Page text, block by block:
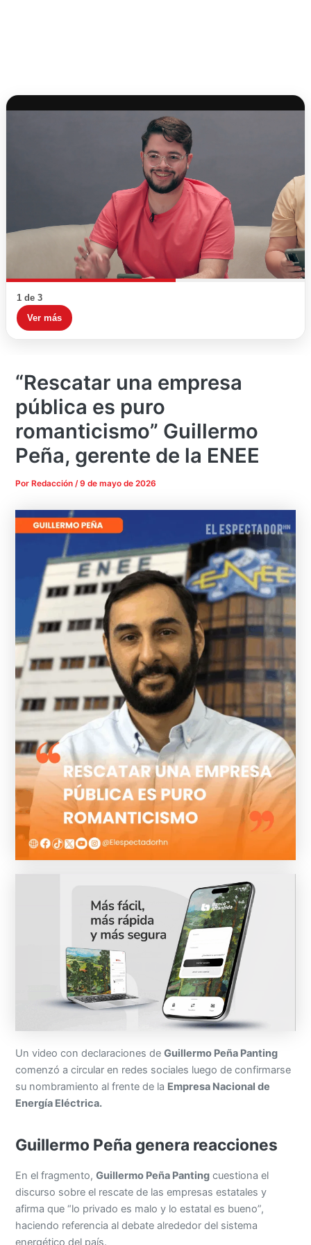
1 de 3
Ver más
“Rescatar una empresa
pública es puro
romanticismo” Guillermo
Peña, gerente de la ENEE
Por Redacción/9 de mayo de 2026
Un video con declaraciones deGuillermo Peña Panting
comenzó a circular en redes sociales luego de confirmarse
su nombramiento al frente de la Empresa Nacional de
Energía Eléctrica.
Guillermo Peña genera reacciones
En el fragmento,Guillermo Peña Panting cuestiona el
discurso sobre el rescate de las empresas estatales y
afirma que “lo privado es malo y lo estatal es bueno”,
haciendo referencia al debate alrededor del sistema
energético del país.